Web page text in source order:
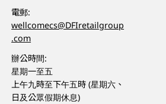
電郵:
wellcomecs@DFIretailgroup
.com
辦公時間:
星期一至五
上午九時至下午五時 (星期六、
日及公眾假期休息)